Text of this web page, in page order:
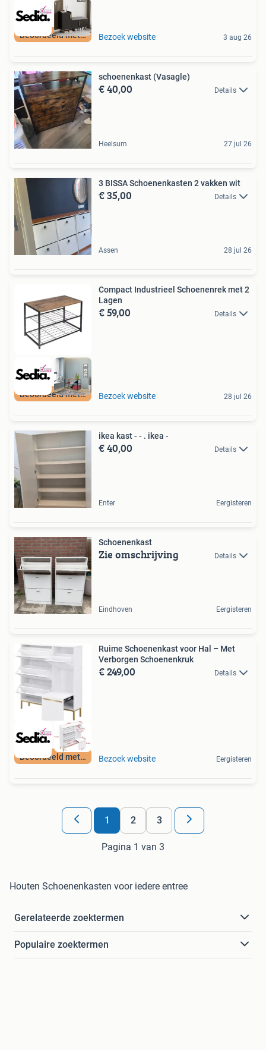
Beoordeeld met 9+ Bezoek website 3 aug 26
schoenenkast (Vasagle)
€ 40,00 Details
Heelsum 27 jul 26
3 BISSA Schoenenkasten 2 vakken wit
€ 35,00 Details
Assen 28 jul 26
Beoordeeld met 9+
Compact Industrieel Schoenenrek met 2
Lagen
€ 59,00 Details
Bezoek website 28 jul 26
ikea kast - - . ikea -
€ 40,00 Details
Enter Eergisteren
Schoenenkast
Zie omschrijving Details
Eindhoven Eergisteren
Beoordeeld met 9+
Ruime Schoenenkast voor Hal – Met
Verborgen Schoenenkruk
€ 249,00 Details
Bezoek website Eergisteren
1 2 3
Pagina 1 van 3
Houten Schoenenkasten voor iedere entree
Gerelateerde zoektermen
Populaire zoektermen